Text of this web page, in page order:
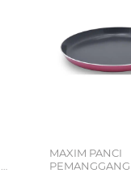
MAXIM PANCI